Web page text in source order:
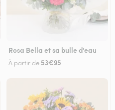
Rosa Bella et sa bulle d'eau
À partir de 53€95